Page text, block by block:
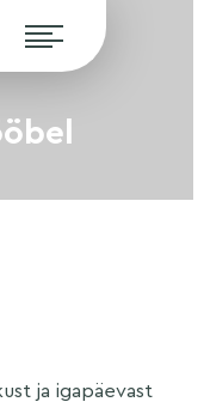
ja igapäevast